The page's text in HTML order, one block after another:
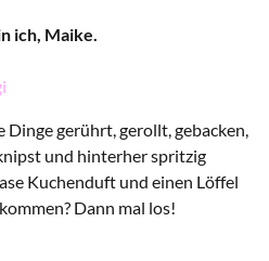
ich, Maike.
Dinge gerührt, gerollt, gebacken,
und hinterher spritzig
Kuchenduft und einen Löffel
Dann mal los!